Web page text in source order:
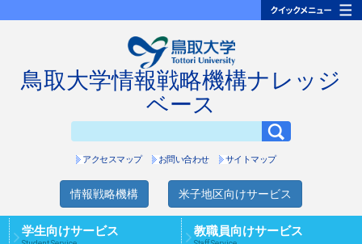
鳥取大学情報戦略機構ナレッジ
ベース
アクセスマップ お問い合わせ サイトマップ
情報戦略機構 米子地区向けサービス
学生向けサービス 教職員向けサービス